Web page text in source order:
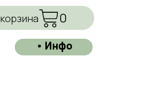
• Инфо
0
корзина